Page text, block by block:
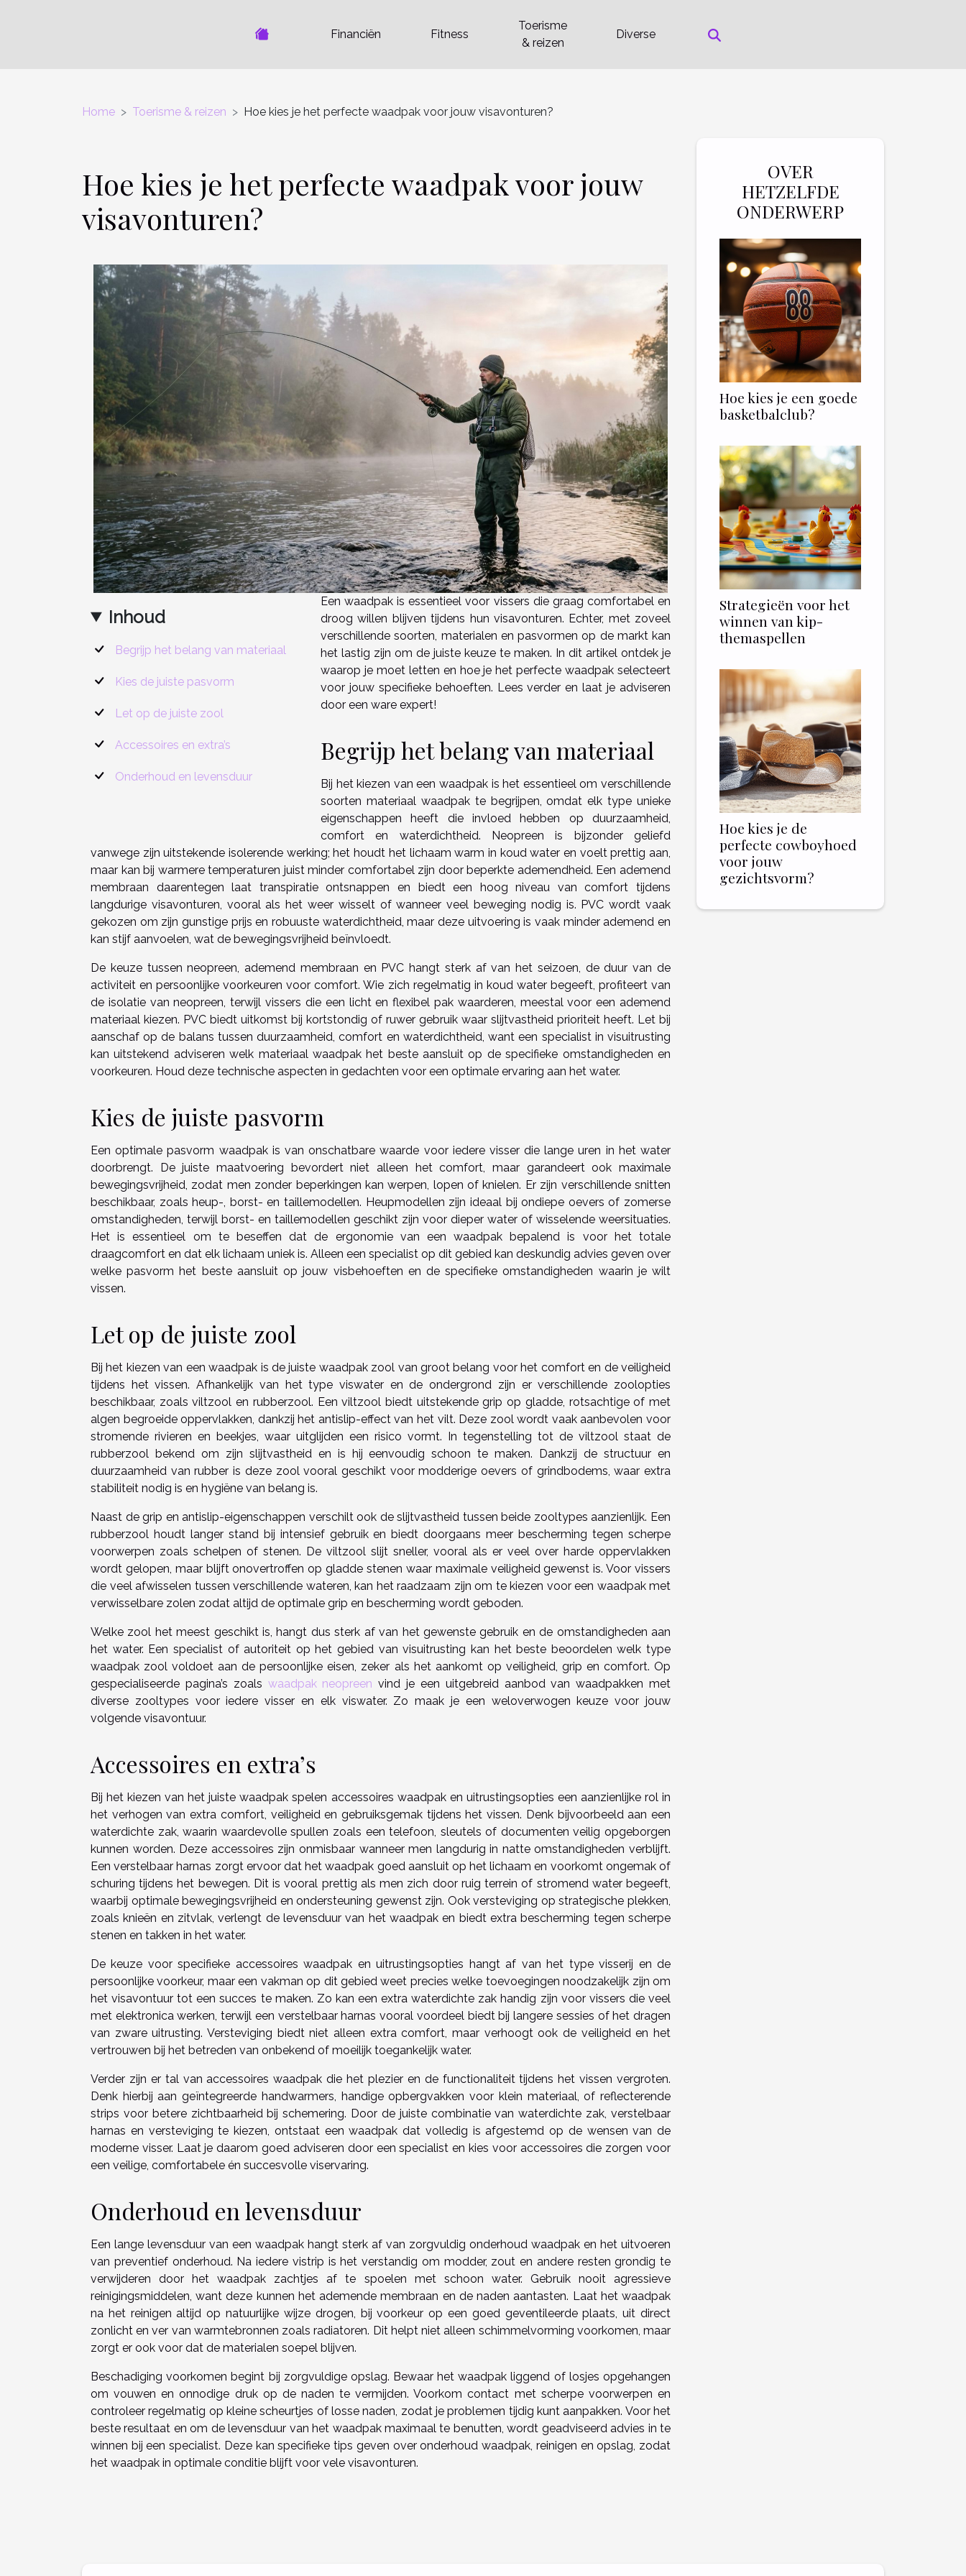
Financiën Fitness
Toerisme
& reizen
Diverse
Home Toerisme & reizen Hoe kies je het perfecte waadpak voor jouw visavonturen?
Hoe kies je het perfecte waadpak voor jouw
visavonturen?
Inhoud
Begrijp het belang van materiaal
Kies de juiste pasvorm
Let op de juiste zool
Accessoires en extra’s
Onderhoud en levensduur
Een waadpak is essentieel voor vissers die graag comfortabel en
droog willen blijven tijdens hun visavonturen. Echter, met zoveel
verschillende soorten, materialen en pasvormen op de markt kan
het lastig zijn om de juiste keuze te maken. In dit artikel ontdek je
waarop je moet letten en hoe je het perfecte waadpak selecteert
voor jouw specifieke behoeften. Lees verder en laat je adviseren
door een ware expert!
Begrijp het belang van materiaal
Bij het kiezen van een waadpak is het essentieel om verschillende
soorten materiaal waadpak te begrijpen, omdat elk type unieke
eigenschappen heeft die invloed hebben op duurzaamheid,
comfort en waterdichtheid. Neopreen is bijzonder geliefd
vanwege zijn uitstekende isolerende werking; het houdt het lichaam warm in koud water en voelt prettig aan,
maar kan bij warmere temperaturen juist minder comfortabel zijn door beperkte ademendheid. Een ademend
membraan daarentegen laat transpiratie ontsnappen en biedt een hoog niveau van comfort tijdens
langdurige visavonturen, vooral als het weer wisselt of wanneer veel beweging nodig is. PVC wordt vaak
gekozen om zijn gunstige prijs en robuuste waterdichtheid, maar deze uitvoering is vaak minder ademend en
kan stijf aanvoelen, wat de bewegingsvrijheid beïnvloedt.
De keuze tussen neopreen, ademend membraan en PVC hangt sterk af van het seizoen, de duur van de
activiteit en persoonlijke voorkeuren voor comfort. Wie zich regelmatig in koud water begeeft, profiteert van
de isolatie van neopreen, terwijl vissers die een licht en flexibel pak waarderen, meestal voor een ademend
materiaal kiezen. PVC biedt uitkomst bij kortstondig of ruwer gebruik waar slijtvastheid prioriteit heeft. Let bij
aanschaf op de balans tussen duurzaamheid, comfort en waterdichtheid, want een specialist in visuitrusting
kan uitstekend adviseren welk materiaal waadpak het beste aansluit op de specifieke omstandigheden en
voorkeuren. Houd deze technische aspecten in gedachten voor een optimale ervaring aan het water.
Kies de juiste pasvorm
Een optimale pasvorm waadpak is van onschatbare waarde voor iedere visser die lange uren in het water
doorbrengt. De juiste maatvoering bevordert niet alleen het comfort, maar garandeert ook maximale
bewegingsvrijheid, zodat men zonder beperkingen kan werpen, lopen of knielen. Er zijn verschillende snitten
beschikbaar, zoals heup-, borst- en taillemodellen. Heupmodellen zijn ideaal bij ondiepe oevers of zomerse
omstandigheden, terwijl borst- en taillemodellen geschikt zijn voor dieper water of wisselende weersituaties.
Het is essentieel om te beseffen dat de ergonomie van een waadpak bepalend is voor het totale
draagcomfort en dat elk lichaam uniek is. Alleen een specialist op dit gebied kan deskundig advies geven over
welke pasvorm het beste aansluit op jouw visbehoeften en de specifieke omstandigheden waarin je wilt
vissen.
Let op de juiste zool
Bij het kiezen van een waadpak is de juiste waadpak zool van groot belang voor het comfort en de veiligheid
tijdens het vissen. Afhankelijk van het type viswater en de ondergrond zijn er verschillende zoolopties
beschikbaar, zoals viltzool en rubberzool. Een viltzool biedt uitstekende grip op gladde, rotsachtige of met
algen begroeide oppervlakken, dankzij het antislip-effect van het vilt. Deze zool wordt vaak aanbevolen voor
stromende rivieren en beekjes, waar uitglijden een risico vormt. In tegenstelling tot de viltzool staat de
rubberzool bekend om zijn slijtvastheid en is hij eenvoudig schoon te maken. Dankzij de structuur en
duurzaamheid van rubber is deze zool vooral geschikt voor modderige oevers of grindbodems, waar extra
stabiliteit nodig is en hygiëne van belang is.
Naast de grip en antislip-eigenschappen verschilt ook de slijtvastheid tussen beide zooltypes aanzienlijk. Een
rubberzool houdt langer stand bij intensief gebruik en biedt doorgaans meer bescherming tegen scherpe
voorwerpen zoals schelpen of stenen. De viltzool slijt sneller, vooral als er veel over harde oppervlakken
wordt gelopen, maar blijft onovertroffen op gladde stenen waar maximale veiligheid gewenst is. Voor vissers
die veel afwisselen tussen verschillende wateren, kan het raadzaam zijn om te kiezen voor een waadpak met
verwisselbare zolen zodat altijd de optimale grip en bescherming wordt geboden.
Welke zool het meest geschikt is, hangt dus sterk af van het gewenste gebruik en de omstandigheden aan
het water. Een specialist of autoriteit op het gebied van visuitrusting kan het beste beoordelen welk type
waadpak zool voldoet aan de persoonlijke eisen, zeker als het aankomt op veiligheid, grip en comfort. Op
gespecialiseerde pagina’s zoals waadpak neopreen vind je een uitgebreid aanbod van waadpakken met
diverse zooltypes voor iedere visser en elk viswater. Zo maak je een weloverwogen keuze voor jouw
volgende visavontuur.
Accessoires en extra’s
Bij het kiezen van het juiste waadpak spelen accessoires waadpak en uitrustingsopties een aanzienlijke rol in
het verhogen van extra comfort, veiligheid en gebruiksgemak tijdens het vissen. Denk bijvoorbeeld aan een
waterdichte zak, waarin waardevolle spullen zoals een telefoon, sleutels of documenten veilig opgeborgen
kunnen worden. Deze accessoires zijn onmisbaar wanneer men langdurig in natte omstandigheden verblijft.
Een verstelbaar harnas zorgt ervoor dat het waadpak goed aansluit op het lichaam en voorkomt ongemak of
schuring tijdens het bewegen. Dit is vooral prettig als men zich door ruig terrein of stromend water begeeft,
waarbij optimale bewegingsvrijheid en ondersteuning gewenst zijn. Ook versteviging op strategische plekken,
zoals knieën en zitvlak, verlengt de levensduur van het waadpak en biedt extra bescherming tegen scherpe
stenen en takken in het water.
De keuze voor specifieke accessoires waadpak en uitrustingsopties hangt af van het type visserij en de
persoonlijke voorkeur, maar een vakman op dit gebied weet precies welke toevoegingen noodzakelijk zijn om
het visavontuur tot een succes te maken. Zo kan een extra waterdichte zak handig zijn voor vissers die veel
met elektronica werken, terwijl een verstelbaar harnas vooral voordeel biedt bij langere sessies of het dragen
van zware uitrusting. Versteviging biedt niet alleen extra comfort, maar verhoogt ook de veiligheid en het
vertrouwen bij het betreden van onbekend of moeilijk toegankelijk water.
Verder zijn er tal van accessoires waadpak die het plezier en de functionaliteit tijdens het vissen vergroten.
Denk hierbij aan geïntegreerde handwarmers, handige opbergvakken voor klein materiaal, of reflecterende
strips voor betere zichtbaarheid bij schemering. Door de juiste combinatie van waterdichte zak, verstelbaar
harnas en versteviging te kiezen, ontstaat een waadpak dat volledig is afgestemd op de wensen van de
moderne visser. Laat je daarom goed adviseren door een specialist en kies voor accessoires die zorgen voor
een veilige, comfortabele én succesvolle viservaring.
Onderhoud en levensduur
Een lange levensduur van een waadpak hangt sterk af van zorgvuldig onderhoud waadpak en het uitvoeren
van preventief onderhoud. Na iedere vistrip is het verstandig om modder, zout en andere resten grondig te
verwijderen door het waadpak zachtjes af te spoelen met schoon water. Gebruik nooit agressieve
reinigingsmiddelen, want deze kunnen het ademende membraan en de naden aantasten. Laat het waadpak
na het reinigen altijd op natuurlijke wijze drogen, bij voorkeur op een goed geventileerde plaats, uit direct
zonlicht en ver van warmtebronnen zoals radiatoren. Dit helpt niet alleen schimmelvorming voorkomen, maar
zorgt er ook voor dat de materialen soepel blijven.
Beschadiging voorkomen begint bij zorgvuldige opslag. Bewaar het waadpak liggend of losjes opgehangen
om vouwen en onnodige druk op de naden te vermijden. Voorkom contact met scherpe voorwerpen en
controleer regelmatig op kleine scheurtjes of losse naden, zodat je problemen tijdig kunt aanpakken. Voor het
beste resultaat en om de levensduur van het waadpak maximaal te benutten, wordt geadviseerd advies in te
winnen bij een specialist. Deze kan specifieke tips geven over onderhoud waadpak, reinigen en opslag, zodat
het waadpak in optimale conditie blijft voor vele visavonturen.
OVER
HETZELFDE
ONDERWERP
Hoe kies je een goede
basketbalclub?
Strategieën voor het
winnen van kip-
themaspellen
Hoe kies je de
perfecte cowboyhoed
voor jouw
gezichtsvorm?